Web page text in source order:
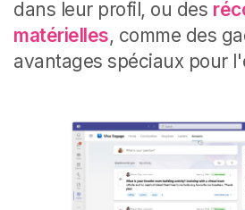
dans leur profil, ou des
matérielles, comme des
avantages spéciaux pour